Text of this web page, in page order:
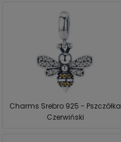
Charms Srebro 925 - Pszczółka
Czerwiński